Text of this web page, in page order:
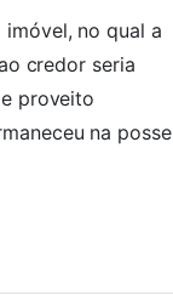
no qual a
credor seria
proveito
na posse